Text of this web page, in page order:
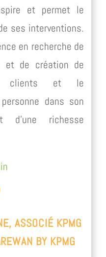
et permet le
ses interventions.
en recherche de
et de création de
clients et le
dans son
d’une richesse
ASSOCIÉ KPMG
BY KPMG